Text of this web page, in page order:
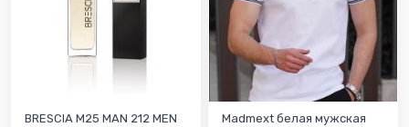
BRESCIA M25 MAN 212 MEN
Madmext белая мужская